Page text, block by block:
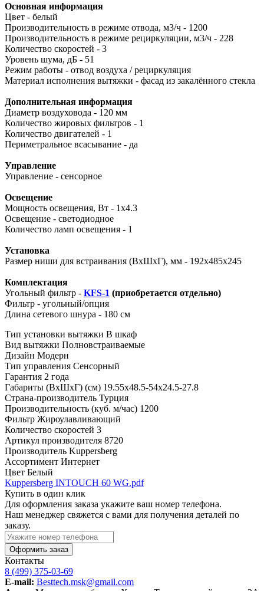
Основная информация
Цвет - белый
Производительность в режиме отвода, м3/ч - 1200
Производительность в режиме рециркуляции, м3/ч - 228
Количество скоростей - 3
Уровень шума, дБ - 51
Режим работы - отвод воздуха / рециркуляция
Материал исполнения вытяжки - фасад из закалённого стекла
Дополнительная информация
Диаметр воздуховода - 120 мм
Количество жировых фильтров - 1
Количество двигателей - 1
Периметральное всасывание - да
Управление
Управление - сенсорное
Освещение
Мощность освещения, Вт - 1x4.3
Освещение - светодиодное
Количество ламп освещения - 1
Установка
Размер ниши для встраивания (ВхШхГ), мм - 192х485х245
Комплектация
Угольный фильтр - KFS-1 (приобретается отдельно)
Фильтр - угольный/опция
Длина сетевого шнура - 180 см
Тип установки вытяжки В шкаф
Вид вытяжки Полновстраиваемые
Дизайн Модерн
Тип управления Сенсорный
Гарантия 2 года
Габариты (ВхШхГ) (см) 19.55х48.5-54х24.5-27.8
Страна-производитель Турция
Производительность (куб. м/час) 1200
Фильтр Жироулавливающий
Количество скоростей 3
Артикул производителя 8720
Производитель Kuppersberg
Ассортимент Интернет
Цвет Белый
Kuppersberg INTOUCH 60 WG.pdf
Купить в один клик
Для оформления заказа укажите ваш номер телефона.
Наш менеджер свяжется с вами для получения деталей по
заказу.
Оформить заказ
Контакты
8 (499) 375-03-69
E-mail: Besttech.msk@gmail.com